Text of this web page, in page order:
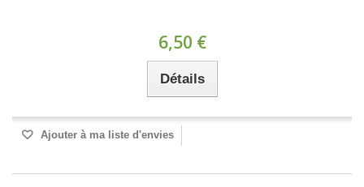
6,50 €
Détails
Ajouter à ma liste d'envies